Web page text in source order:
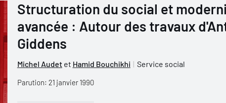
Structuration du social et
avancée : Autour des travaux
Giddens
Michel Audetet Hamid Bouchikhi Service social
Parution: 21 janvier 1990